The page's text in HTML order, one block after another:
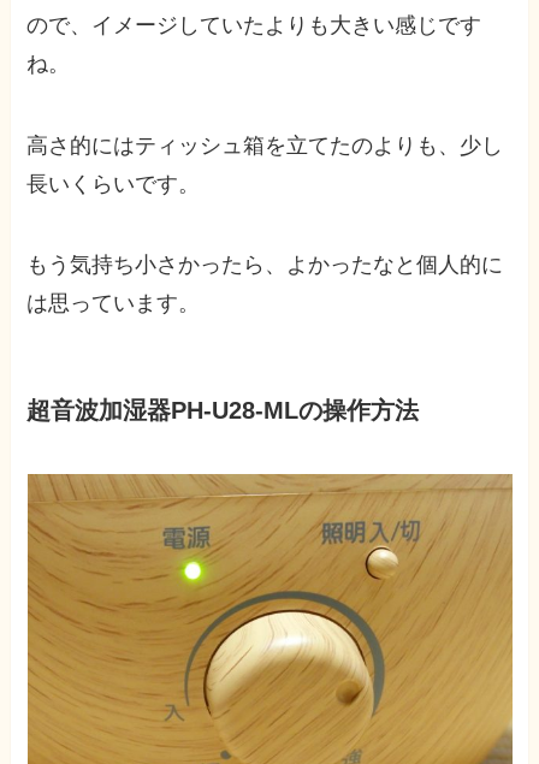
ので、イメージしていたよりも大きい感じです
ね。
高さ的にはティッシュ箱を立てたのよりも、少し
長いくらいです。
もう気持ち小さかったら、よかったなと個人的に
は思っています。
超音波加湿器PH-U28-MLの操作方法